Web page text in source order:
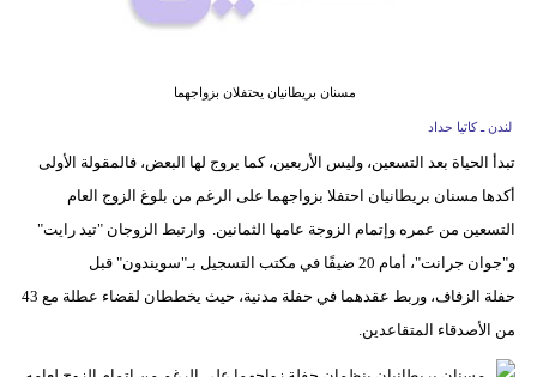
مسنان بريطانيان يحتفلان بزواجهما
لندن ـ كاتيا حداد
تبدأ الحياة بعد التسعين، وليس الأربعين، كما يروج لها البعض، فالمقولة الأولى
أكدها مسنان بريطانيان احتفلا بزواجهما على الرغم من بلوغ الزوج العام
التسعين من عمره وإتمام الزوجة عامها الثمانين. وارتبط الزوجان "تيد رايت"
و"جوان جرانت"، أمام 20 ضيفًا في مكتب التسجيل بـ"سويندون" قبل
حفلة الزفاف، وربط عقدهما في حفلة مدنية، حيث يخططان لقضاء عطلة مع 43
من الأصدقاء المتقاعدين.